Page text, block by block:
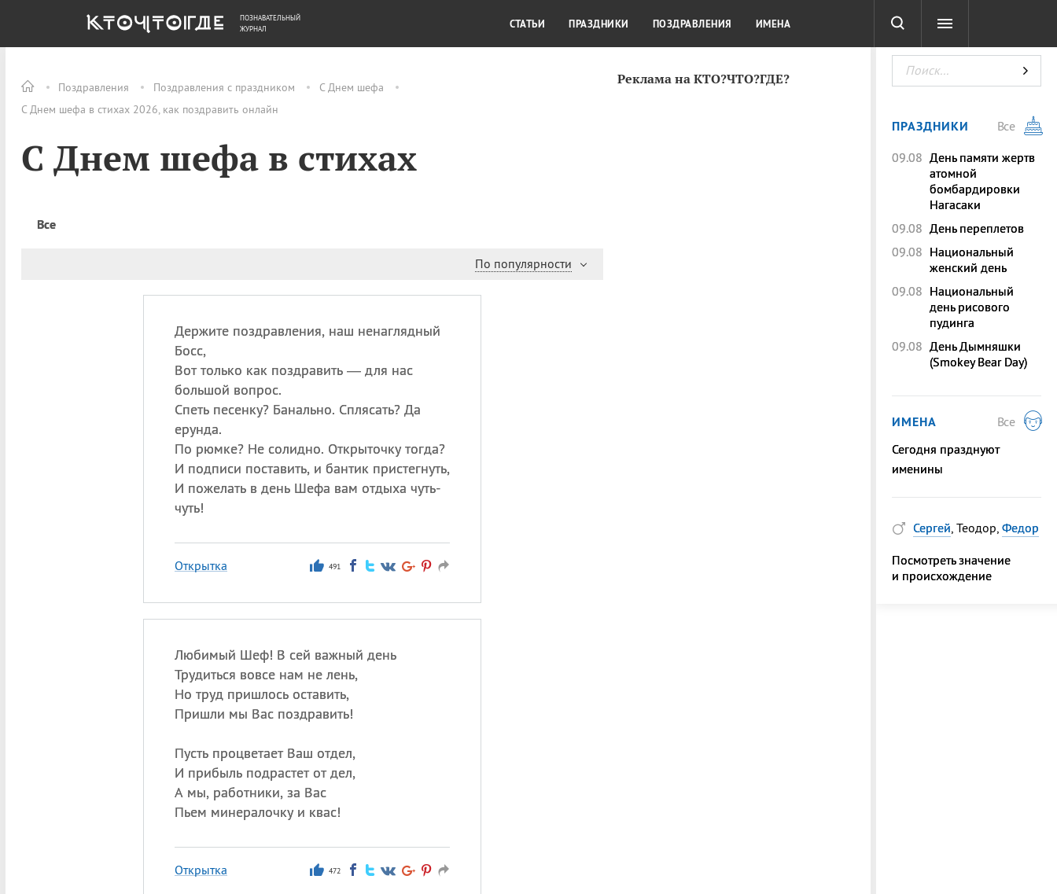
Поздравления Поздравления с праздником
С Днем шефа
C Днем шефа в стихах 2026, как поздравить онлайн
C Днем шефа в стихах
Все
По популярности
Держите поздравления, наш ненаглядный
Босс,
Вот только как поздравить — для нас
большой вопрос.
Спеть песенку? Банально. Сплясать? Да
ерунда.
По рюмке? Не солидно. Открыточку тогда?
И подписи поставить, и бантик пристегнуть,
И пожелать в день Шефа вам отдыха чуть-
чуть!
Открытка 491
Любимый Шеф! В сей важный день
Трудиться вовсе нам не лень,
Но труд пришлось оставить,
Пришли мы Вас поздравить!
Пусть процветает Ваш отдел,
И прибыль подрастет от дел,
А мы, работники, за Вас
Пьем минералочку и квас!
Открытка 472
Реклама на КТО?ЧТО?ГДЕ?
ОБЩЕСТВО ДЕНЬГИ КУЛЬТУРА КРАСОТА ТЕСТЫ
ПОЗНАВАТЕЛЬНЫЙ
ЖУРНАЛ
СТАТЬИ ПРАЗДНИКИ ПОЗДРАВЛЕНИЯ ИМЕНА
ПРАЗДНИКИ
Все
09.08 День памяти жертв
атомной
бомбардировки
Нагасаки
09.08 День переплетов
09.08 Национальный
женский день
09.08 Национальный
день рисового
пудинга
09.08 День Дымняшки
(Smokey Bear Day)
ИМЕНА
Все
Сегодня празднуют
именины
Сергей, Теодор, Федор
Посмотреть значение
и происхождение